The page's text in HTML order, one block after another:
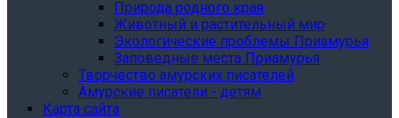
Природа родного края
Животный и растительный мир
Экологические проблемы Приамурья
Заповедные места Приамурья
Творчество амурских писателей
Амурские писатели - детям
Карта сайта